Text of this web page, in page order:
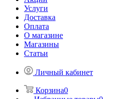
Услуги
Доставка
Оплата
О магазине
Магазины
Статьи
Личный кабинет
Корзина0